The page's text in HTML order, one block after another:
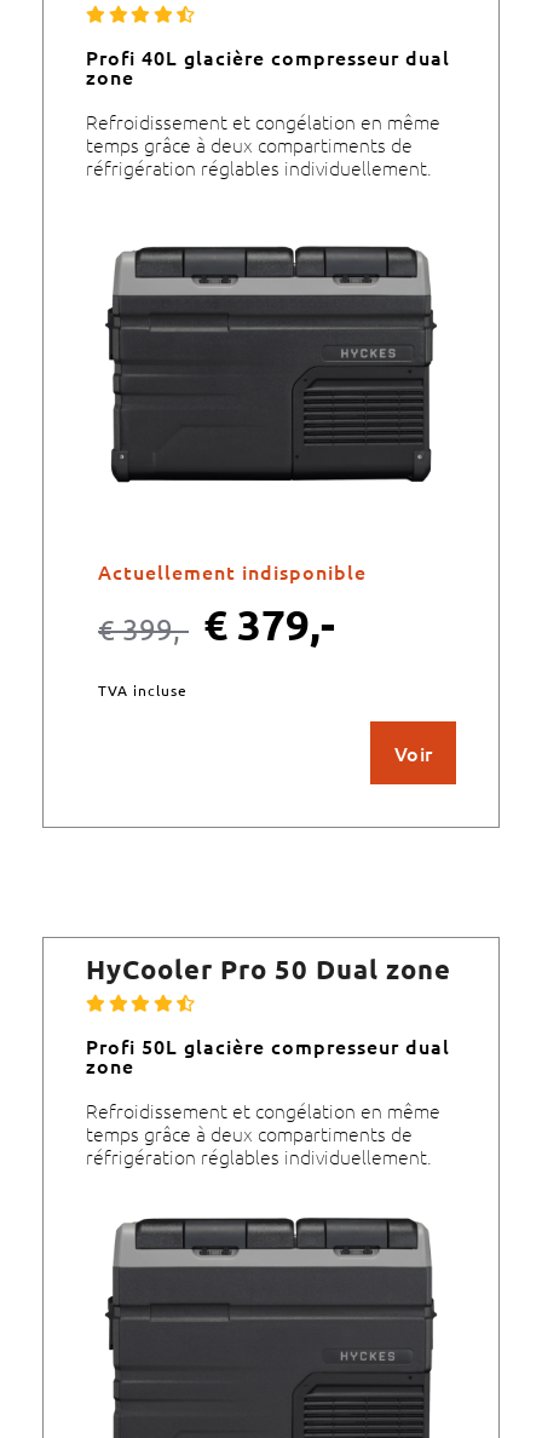
Profi 40L glacière compresseur dual
zone
Refroidissement et congélation en même
temps grâce à deux compartiments de
réfrigération réglables individuellement.
Actuellement indisponible
€399,- € 379,-
TVA incluse
Voir
HyCooler Pro 50 Dual zone
Profi 50L glacière compresseur dual
zone
Refroidissement et congélation en même
temps grâce à deux compartiments de
réfrigération réglables individuellement.